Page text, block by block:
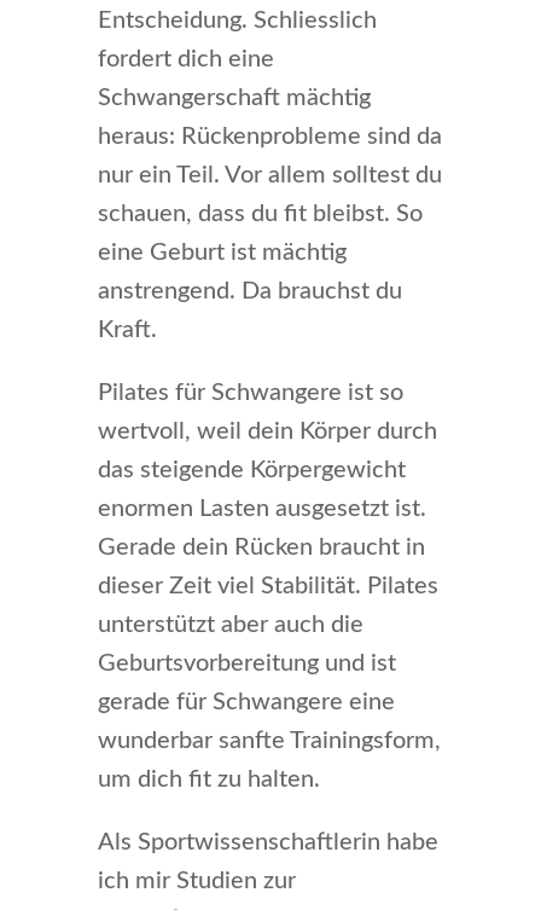
Entscheidung. Schliesslich
fordert dich eine
Schwangerschaft mächtig
heraus: Rückenprobleme sind da
nur ein Teil. Vor allem solltest du
schauen, dass du fit bleibst. So
eine Geburt ist mächtig
anstrengend. Da brauchst du
Kraft.
Pilates für Schwangere ist so
wertvoll, weil dein Körper durch
das steigende Körpergewicht
enormen Lasten ausgesetzt ist.
Gerade dein Rücken braucht in
dieser Zeit viel Stabilität. Pilates
unterstützt aber auch die
Geburtsvorbereitung und ist
gerade für Schwangere eine
wunderbar sanfte Trainingsform,
um dich fit zu halten.
Als Sportwissenschaftlerin habe
ich mir Studien zur